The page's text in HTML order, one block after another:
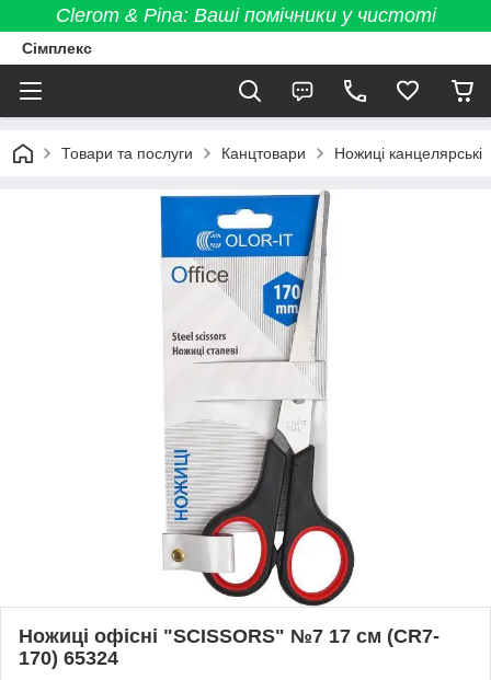
Clerom & Pina: Ваші помічники у чистоті
Сімплекс
Товари та послуги Канцтовари Ножиці канцелярські
Ножиці офісні "SCISSORS" №7 17 см (CR7-
170) 65324